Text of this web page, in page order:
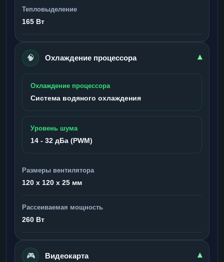
Тепловыделение
165 Вт
🧠 Охлаждение процессора ▾
Охлаждение процессора
Система водяного охлаждения
Уровень шума
14 - 32 дБа (PWM)
Размеры вентилятора
120 x 120 x 25 мм
Рассеиваемая мощность
260 Вт
🎮 Видеокарта ▾